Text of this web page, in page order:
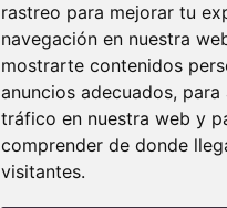
rastreo para mejorar tu
navegación en nuestra
mostrarte contenidos
anuncios adecuados, para
tráfico en nuestra web y
comprender de donde
visitantes.